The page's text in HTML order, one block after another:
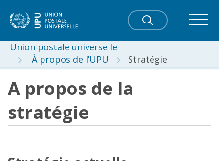
Union postale universelle
À propos de l’UPU
Stratégie
A propos de la
stratégie